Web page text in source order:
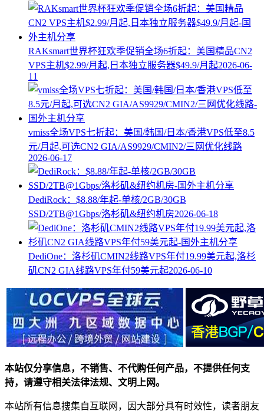
RAKsmart世界杯狂欢季促销全场6折起：美国精品CN2
VPS主机$2.99/月起,日本独立服务器$49.9/月起2026-06-
11
vmiss全场VPS七折起：美国/韩国/日本/香港VPS低至8.5
元/月起,可选CN2 GIA/AS9929/CMIN2/三网优化线路
2026-06-17
DediRock：$8.88/年起-单核/2GB/30GB
SSD/2TB@1Gbps/洛杉矶&纽约机房2026-06-18
DediOne：洛杉矶CMIN2线路VPS年付19.99美元起,洛杉
矶CN2 GIA线路VPS年付59美元起2026-06-10
本站仅分享信息，不销售、不代购任何产品，不提供任何支
持，请遵守相关法律法规、文明上网。
本站所有信息搜集自互联网，因大部分具有时效性，读者朋友